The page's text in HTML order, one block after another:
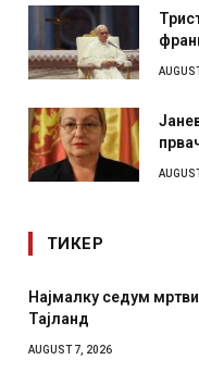
ТИКЕР
Најмалку седум
Тајланд
AUGUST 7, 2026